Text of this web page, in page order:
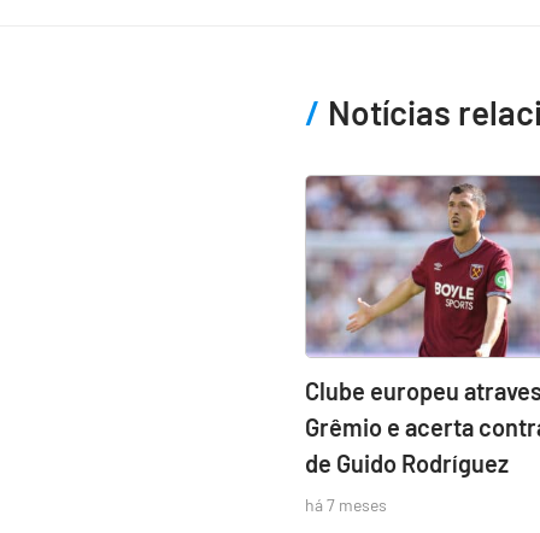
Notícias
Clube europeu
Grêmio e acerta
de Guido Rodríguez
há 7 meses